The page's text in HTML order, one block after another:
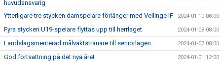
huvudansvarig
Ytterligare tre stycken damspelare förlänger med Vellinge IF 2024-01-10 08:00
Fyra stycken U19-spelare flyttas upp till herrlaget 2024-01-08 08:00
Landslagsmeriterad målvaktstränare till seniorlagen 2024-01-07 08:00
God fortsättning på det nya året 2024-01-01 12:00